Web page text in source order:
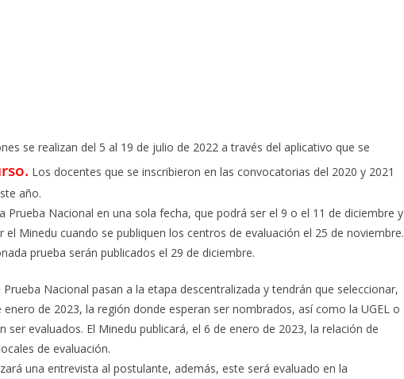
se realizan del 5 al 19 de julio de 2022 a través del aplicativo que se
. Los docentes que se inscribieron en las convocatorias del 2020 y 2021
año.
Prueba Nacional en una sola fecha, que podrá ser el 9 o el 11 de diciembre y
Minedu cuando se publiquen los centros de evaluación el 25 de noviembre.
prueba serán publicados el 29 de diciembre.
Nacional pasan a la etapa descentralizada y tendrán que seleccionar,
de 2023, la región donde esperan ser nombrados, así como la UGEL o
ser evaluados. El Minedu publicará, el 6 de enero de 2023, la relación de
de evaluación.
una entrevista al postulante, además, este será evaluado en la